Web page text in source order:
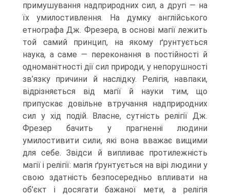
примушування надприродних сил, а другі — на
їх умилостивлення. На думку англійського
етнографа Дж. Фрезера, в основі магії лежить
той самий принцип, на якому ґрунтується
наука, а саме — переконання в постійності й
одноманітності дії сил природи, у непорушності
зв’язку причини й наслідку. Релігія, навпаки,
відрізняється від магії й науки тим, що
припускає довіль­не втручання надприродних
сил у хід подій. Власне, сутність релігії Дж.
Фрезер бачить у прагненні людини
умилостивити сили, які вона вважає вищими
для себе. Звідси й випливає протилежність
магії і релігії: магія ґрунтується на вірі люди­ни у
свою здатність безпосередньо впливати на
об’єкт і досягати бажаної мети, а релігія